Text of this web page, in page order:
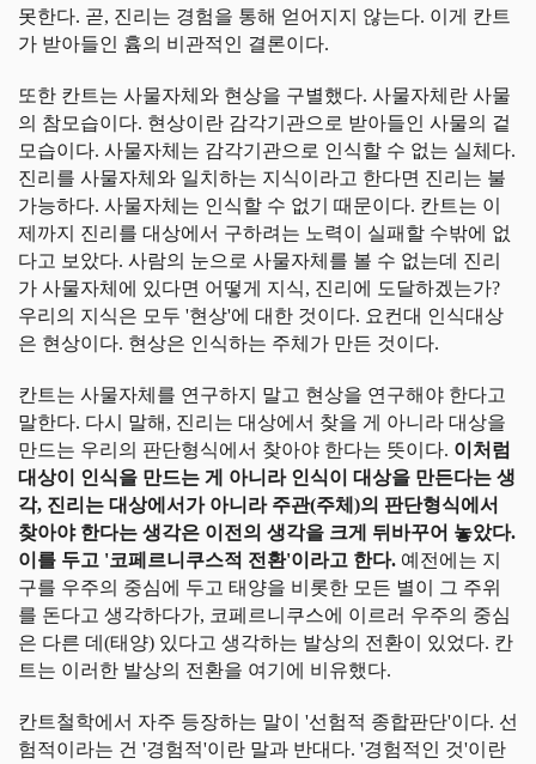
못한다. 곧, 진리는 경험을 통해 얻어지지 않는다. 이게 칸트
가 받아들인 흄의 비관적인 결론이다.
또한 칸트는 사물자체와 현상을 구별했다. 사물자체란 사물
의 참모습이다. 현상이란 감각기관으로 받아들인 사물의 겉
모습이다. 사물자체는 감각기관으로 인식할 수 없는 실체다.
진리를 사물자체와 일치하는 지식이라고 한다면 진리는 불
가능하다. 사물자체는 인식할 수 없기 때문이다. 칸트는 이
제까지 진리를 대상에서 구하려는 노력이 실패할 수밖에 없
다고 보았다. 사람의 눈으로 사물자체를 볼 수 없는데 진리
가 사물자체에 있다면 어떻게 지식, 진리에 도달하겠는가?
우리의 지식은 모두 '현상'에 대한 것이다. 요컨대 인식대상
은 현상이다. 현상은 인식하는 주체가 만든 것이다.
칸트는 사물자체를 연구하지 말고 현상을 연구해야 한다고
말한다. 다시 말해, 진리는 대상에서 찾을 게 아니라 대상을
만드는 우리의 판단형식에서 찾아야 한다는 뜻이다. 이처럼
대상이 인식을 만드는 게 아니라 인식이 대상을 만든다는 생
각, 진리는 대상에서가 아니라 주관(주체)의 판단형식에서
찾아야 한다는 생각은 이전의 생각을 크게 뒤바꾸어 놓았다.
이를 두고 '코페르니쿠스적 전환'이라고 한다. 예전에는 지
구를 우주의 중심에 두고 태양을 비롯한 모든 별이 그 주위
를 돈다고 생각하다가, 코페르니쿠스에 이르러 우주의 중심
은 다른 데(태양) 있다고 생각하는 발상의 전환이 있었다. 칸
트는 이러한 발상의 전환을 여기에 비유했다.
칸트철학에서 자주 등장하는 말이 '선험적 종합판단'이다. 선
험적이라는 건 '경험적'이란 말과 반대다. '경험적인 것'이란